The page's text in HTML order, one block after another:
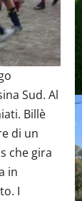
Sud. Al
Billè
di un
che gira
in
I